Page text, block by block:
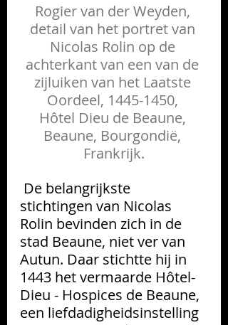
Rogier van der Weyden,
detail van het portret van
Nicolas Rolin op de
achterkant van een van de
zijluiken van het Laatste
Oordeel, 1445-1450,
Hôtel Dieu de Beaune,
Beaune, Bourgondië,
Frankrijk.
De belangrijkste
stichtingen van Nicolas
Rolin bevinden zich in de
stad Beaune, niet ver van
Autun. Daar stichtte hij in
1443 het vermaarde Hôtel-
Dieu - Hospices de Beaune,
een liefdadigheidsinstelling